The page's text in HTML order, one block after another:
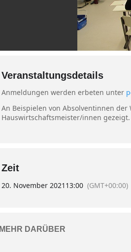
Veranstaltungsdetails
Anmeldungen werden erbeten unter
An Beispielen von Absolventinnen
Hauswirtschaftsmeister/innen
Zeit
20. November 2021 13:00 (GMT+00:00)
MEHR DARÜBER